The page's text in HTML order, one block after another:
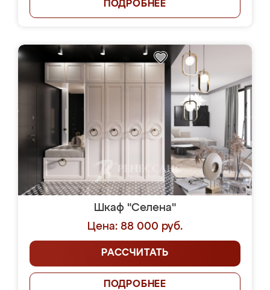
ПОДРОБНЕЕ
Шкаф "Селена"
Цена: 88 000 руб.
РАССЧИТАТЬ
ПОДРОБНЕЕ